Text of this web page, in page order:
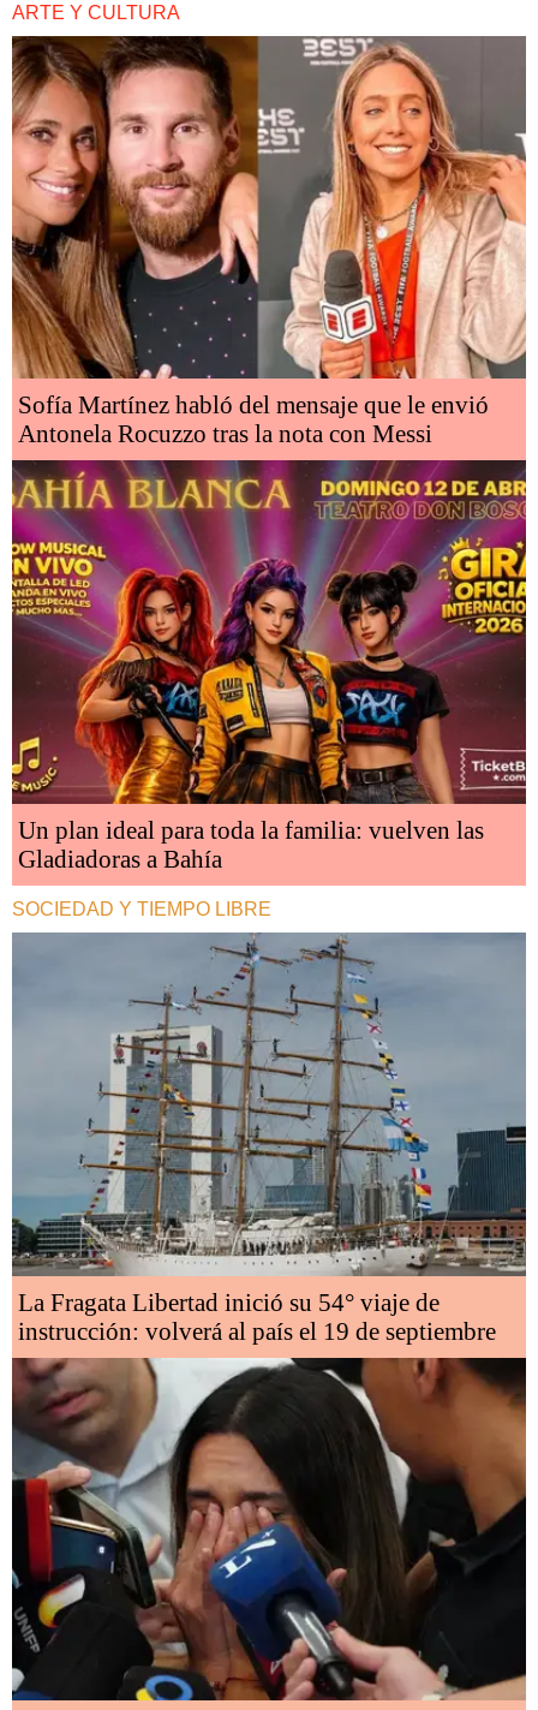
ARTE Y CULTURA
Sofía Martínez habló del mensaje que le envió
Antonela Rocuzzo tras la nota con Messi
Un plan ideal para toda la familia: vuelven las
Gladiadoras a Bahía
SOCIEDAD Y TIEMPO LIBRE
La Fragata Libertad inició su 54° viaje de
instrucción: volverá al país el 19 de septiembre